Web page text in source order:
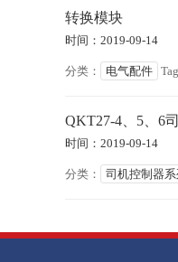
转换模块
时间：2019-09-14
分类： 电气配件
QKT27-4、5、6
时间：2019-09-14
分类： 司机控制器系